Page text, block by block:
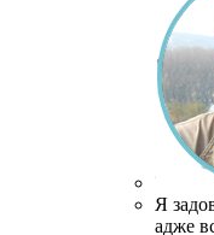
Я
адже